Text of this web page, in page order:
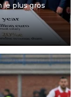
le plus gros